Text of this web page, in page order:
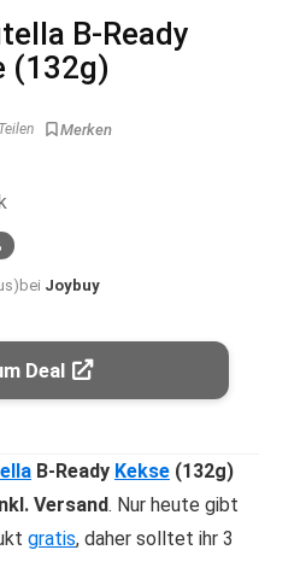
B-Ready
(132g)
Teilen
bei Joybuy
Deal
B-Ready Kekse (132g)
Versand. Nur heute gibt
gratis, daher solltet ihr 3